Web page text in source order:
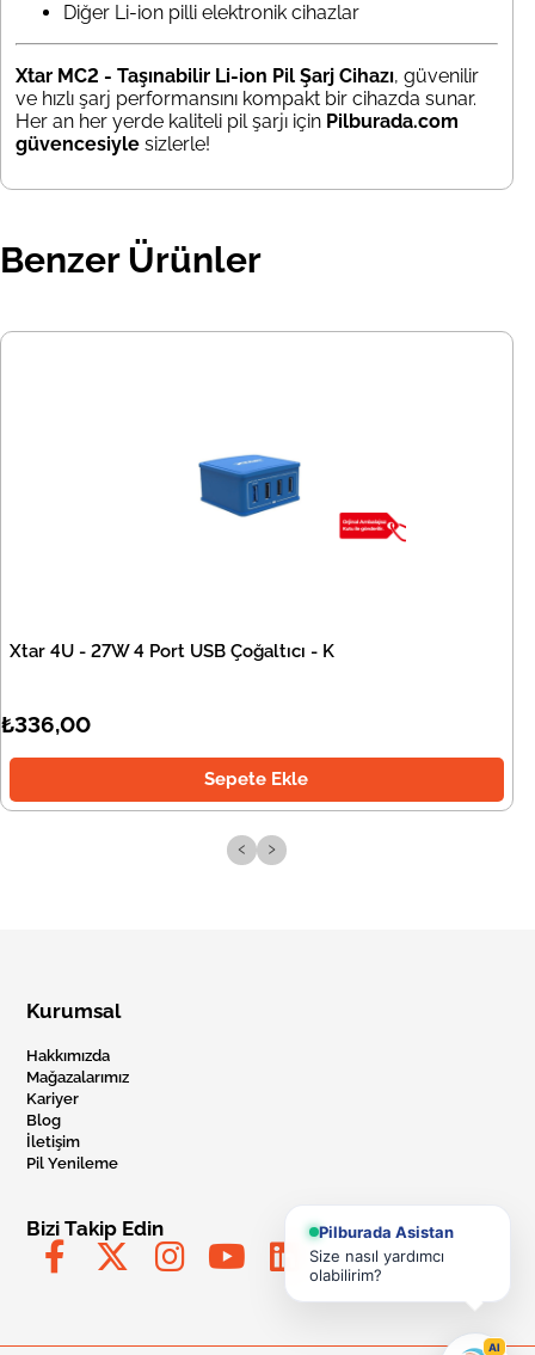
Diğer Li-ion pilli elektronik cihazlar
Xtar MC2 - Taşınabilir Li-ion Pil Şarj Cihazı, güvenilir
ve hızlı şarj performansını kompakt bir cihazda sunar.
Her an her yerde kaliteli pil şarjı için Pilburada.com
güvencesiyle sizlerle!
Benzer Ürünler
Xtar 4U - 27W 4 Port USB Çoğaltıcı - K
₺336,00
Sepete Ekle
‹ ›
Kurumsal
Hakkımızda
Mağazalarımız
Kariyer
Blog
İletişim
Pil Yenileme
Bizi Takip Edin
Pilburada Asistan
Size nasıl yardımcı
olabilirim?
AI